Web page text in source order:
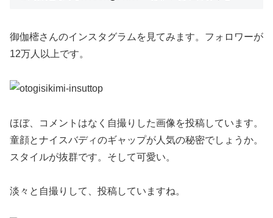
御伽樒さんのインスタグラムを見てみます。フォロワーが
12万人以上です。
ほぼ、コメントはなく自撮りした画像を投稿しています。
童顔とナイスバディのギャップが人気の秘密でしょうか。
スタイルが抜群です。そして可愛い。
淡々と自撮りして、投稿していますね。